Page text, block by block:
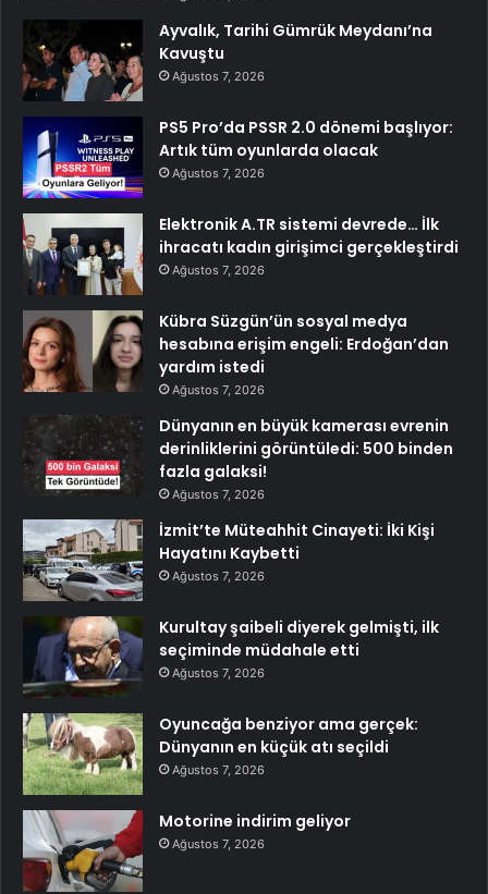
Ayvalık, Tarihi Gümrük Meydanı’na
Kavuştu
Ağustos 7, 2026
PS5 Pro’da PSSR 2.0 dönemi başlıyor:
Artık tüm oyunlarda olacak
Ağustos 7, 2026
Elektronik A.TR sistemi devrede… İlk
ihracatı kadın girişimci gerçekleştirdi
Ağustos 7, 2026
Kübra Süzgün’ün sosyal medya
hesabına erişim engeli: Erdoğan’dan
yardım istedi
Ağustos 7, 2026
Dünyanın en büyük kamerası evrenin
derinliklerini görüntüledi: 500 binden
fazla galaksi!
Ağustos 7, 2026
İzmit’te Müteahhit Cinayeti: İki Kişi
Hayatını Kaybetti
Ağustos 7, 2026
Kurultay şaibeli diyerek gelmişti, ilk
seçiminde müdahale etti
Ağustos 7, 2026
Oyuncağa benziyor ama gerçek:
Dünyanın en küçük atı seçildi
Ağustos 7, 2026
Motorine indirim geliyor
Ağustos 7, 2026